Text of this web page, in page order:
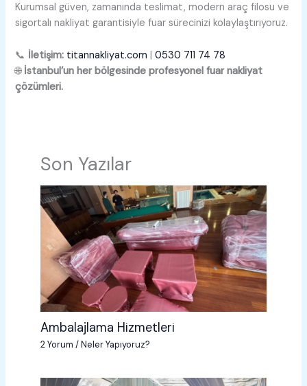
Kurumsal güven, zamanında teslimat, modern araç filosu ve
sigortalı nakliyat garantisiyle fuar sürecinizi kolaylaştırıyoruz.
📞 İletişim: titannakliyat.com |0530 711 74 78
🌐 İstanbul’un her bölgesinde profesyonel fuar nakliyat
çözümleri.
Son Yazılar
Ambalajlama Hizmetleri
2 Yorum /Neler Yapıyoruz?